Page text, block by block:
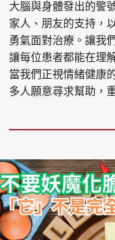
大腦與身體發出的警
家人、朋友的支持，
勇氣面對治療。讓我
讓每位患者都能在理
當我們正視情緒健康
多人願意尋求幫助，